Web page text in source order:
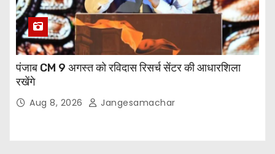
पंजाब CM 9 अगस्त को रविदास रिसर्च सेंटर की आधारशिला
रखेंगे
Aug 8, 2026 Jangesamachar